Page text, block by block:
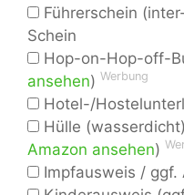
Führerschein
Schein
Hop-on-Hop-off-
ansehen) Werbung
Hotel-/
Hülle
Amazon ansehen)
Impfausweis / ggf.